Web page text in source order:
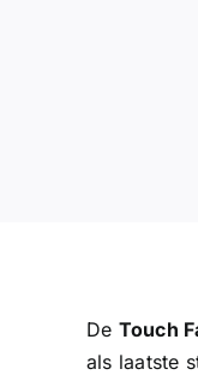
De Touch
als laatste